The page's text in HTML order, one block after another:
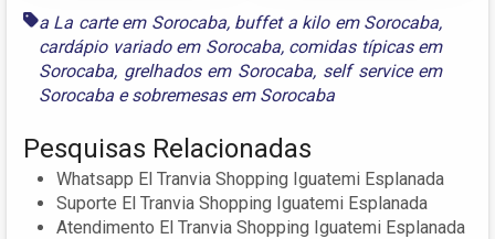
a La carte em Sorocaba, buffet a kilo em Sorocaba,
cardápio variado em Sorocaba, comidas típicas em
Sorocaba, grelhados em Sorocaba, self service em
Sorocaba esobremesas em Sorocaba
Pesquisas Relacionadas
Whatsapp El Tranvia Shopping Iguatemi Esplanada
Suporte El Tranvia Shopping Iguatemi Esplanada
Atendimento El Tranvia Shopping Iguatemi Esplanada